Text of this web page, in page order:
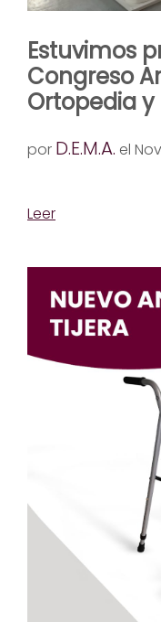
Estuvimos
Congreso
Ortopedia
por D.E.M.A. el
Leer